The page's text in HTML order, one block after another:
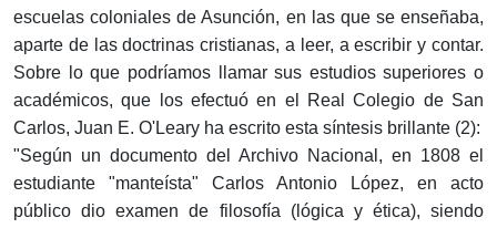
escuelas coloniales de Asunción, en las que se enseñaba,
aparte de las doctrinas cristianas, a leer, a escribir y contar.
Sobre lo que podríamos llamar sus estudios superiores o
académicos, que los efectuó en el Real Colegio de San
Carlos, Juan E. O'Leary ha escrito esta síntesis brillante (2):
"Según un documento del Archivo Nacional, en 1808 el
estudiante "manteísta" Carlos Antonio López, en acto
público dio examen de filosofía (lógica y ética), siendo